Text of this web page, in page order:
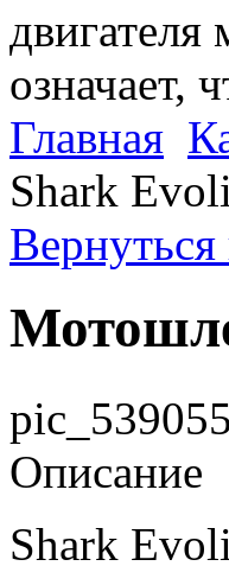
означает,
Главная
Shark
Описание
Shark